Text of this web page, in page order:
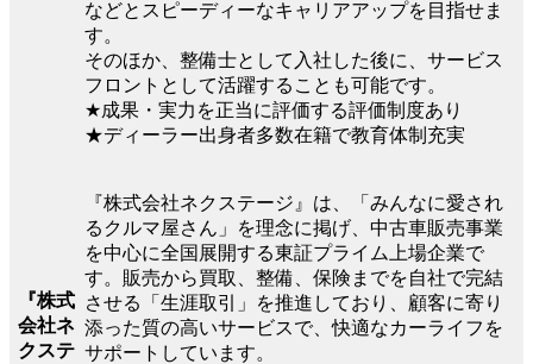
などとスピーディーなキャリアアップを目指せま
す。
そのほか、整備士として入社した後に、サービス
フロントとして活躍することも可能です。
★成果・実力を正当に評価する評価制度あり
★ディーラー出身者多数在籍で教育体制充実
『株式
会社ネ
クステ
『株式会社ネクステージ』は、「みんなに愛され
るクルマ屋さん」を理念に掲げ、中古車販売事業
を中心に全国展開する東証プライム上場企業で
す。販売から買取、整備、保険までを自社で完結
させる「生涯取引」を推進しており、顧客に寄り
添った質の高いサービスで、快適なカーライフを
サポートしています。